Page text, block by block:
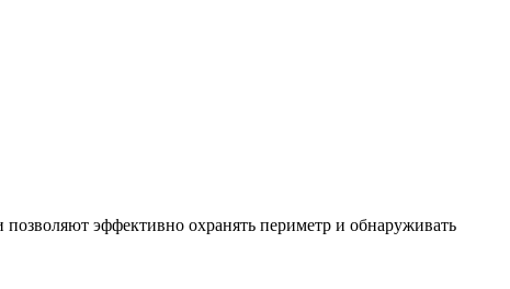
эффективно охранять периметр и обнаруживать